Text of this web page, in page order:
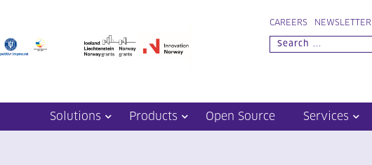
CAREERS NEWSLETTER
Solutions Products Open Source Services